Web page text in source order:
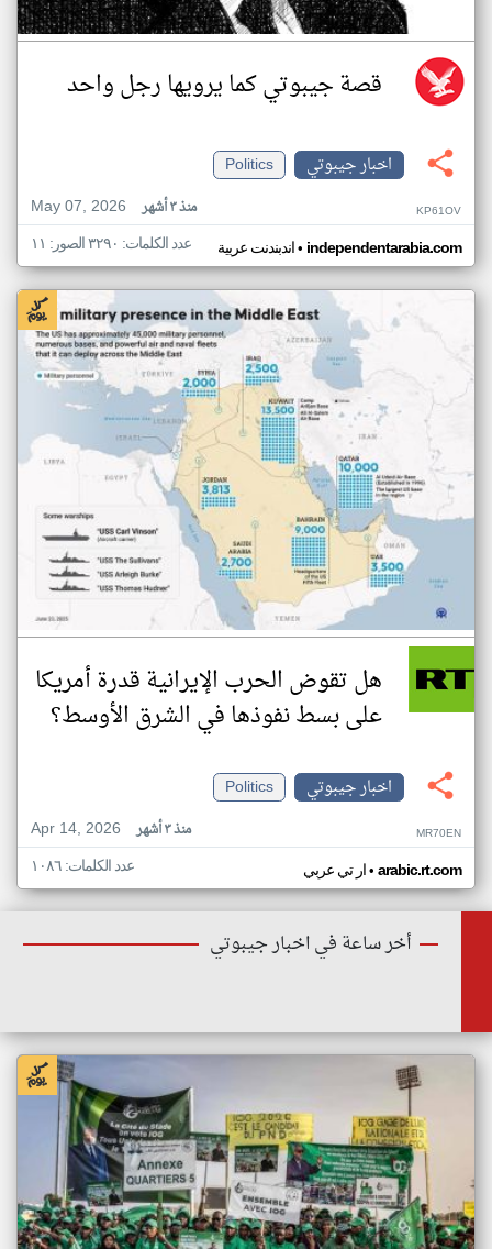
قصة جيبوتي كما يرويها رجل واحد
اخبار جيبوتي
Politics
May 07, 2026
منذ ٣ أشهر KP61OV
اندبندنت عربية• independentarabia.com عدد الكلمات: ٣٢٩٠ الصور: ١١
هل تقوض الحرب الإيرانية قدرة أمريكا
على بسط نفوذها في الشرق الأوسط؟
اخبار جيبوتي
Politics
Apr 14, 2026
منذ ٣ أشهر MR70EN
ار تي عربي• arabic.rt.com عدد الكلمات: ١٠٨٦
أخر ساعة في اخبار جيبوتي